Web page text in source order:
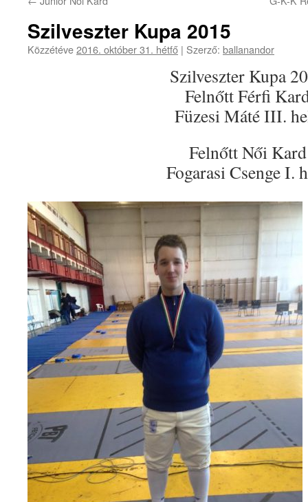
Szilveszter Kupa 2015
Közzétéve2016. október 31. hétfő | Szerző: ballanandor
Szilveszter Kupa
Felnőtt Férfi
Füzesi Máté III.
Felnőtt Női Kard
Fogarasi Csenge I.